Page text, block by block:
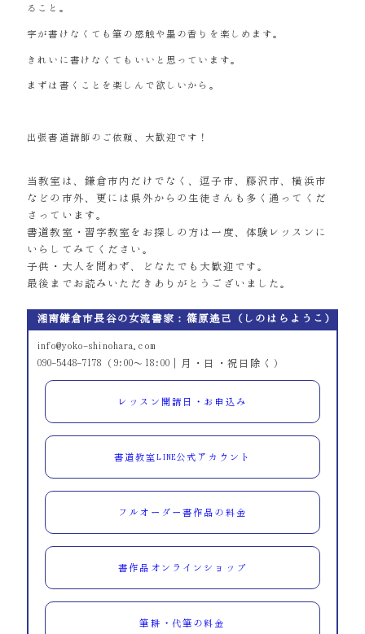
ること。
字が書けなくても筆の感触や墨の香りを楽しめます。
きれいに書けなくてもいいと思っています。
まずは書くことを楽しんで欲しいから。
出張書道講師のご依頼、大歓迎です！
当教室は、鎌倉市内だけでなく、逗子市、藤沢市、横浜市
などの市外、更には県外からの生徒さんも多く通ってくだ
さっています。
書道教室・習字教室をお探しの方は一度、体験レッスンに
いらしてみてください。
子供・大人を問わず、どなたでも大歓迎です。
最後までお読みいただきありがとうございました。
湘南鎌倉市長谷の女流書家：篠原遙己（しのはらようこ）
info@yoko-shinohara.com
090-5448-7178（9:00～18:00｜月・日・祝日除く）
レッスン開講日・お申込み
書道教室LINE公式アカウント
フルオーダー書作品の料金
書作品オンラインショップ
筆耕・代筆の料金